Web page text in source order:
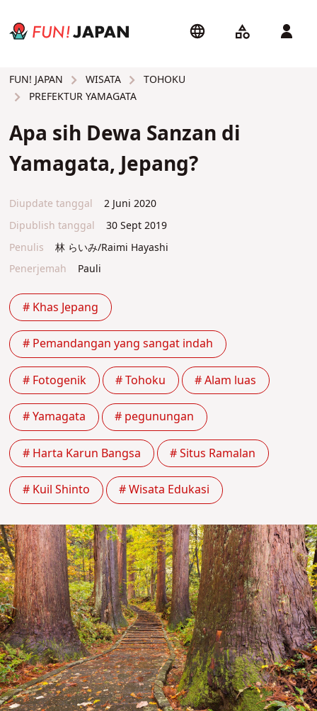
FUN! JAPAN WISATA
TOHOKU
PREFEKTUR YAMAGATA
Apa sih Dewa Sanzan di
Yamagata, Jepang?
Diupdate tanggal
2 Juni 2020
Dipublish tanggal
30 Sept 2019
Penulis
林 らいみ/Raimi Hayashi
Penerjemah
Pauli
# Khas Jepang
# Pemandangan yang sangat indah
# Fotogenik # Tohoku # Alam luas
# Yamagata # pegunungan
# Harta Karun Bangsa # Situs Ramalan
# Kuil Shinto # Wisata Edukasi